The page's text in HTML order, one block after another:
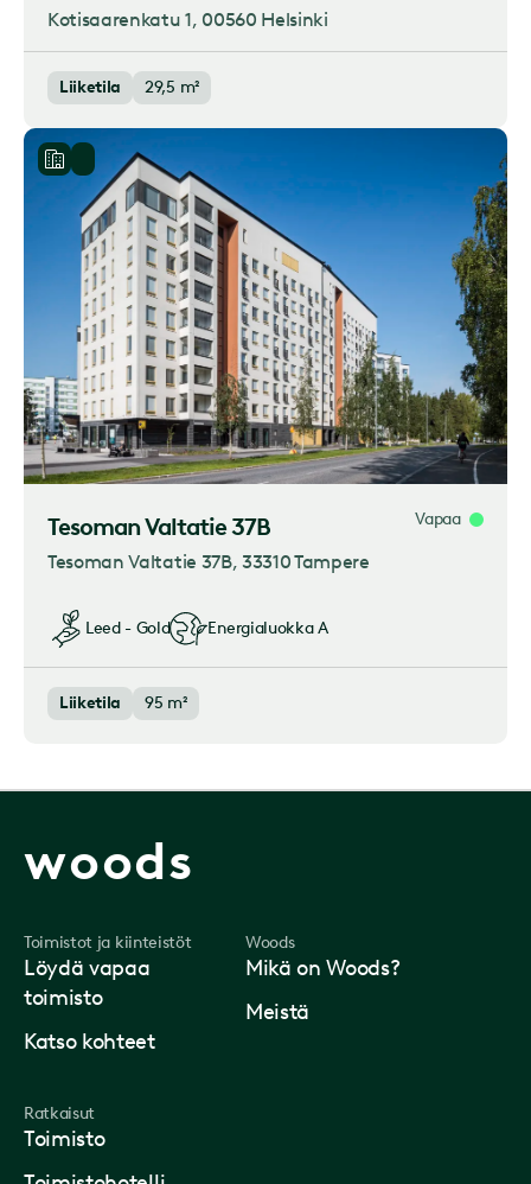
Kotisaarenkatu 1, 00560 Helsinki
Liiketila 29,5 m²
Tesoman Valtatie 37B Vapaa
Tesoman Valtatie 37B, 33310 Tampere
Leed - Gold Energialuokka A
Liiketila 95 m²
woods
Toimistot ja kiinteistöt
Löydä vapaa
toimisto
Katso kohteet
Ratkaisut
Toimisto
Woods
Mikä on Woods?
Meistä